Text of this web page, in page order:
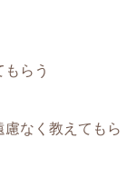
もらう
なく教えてもら